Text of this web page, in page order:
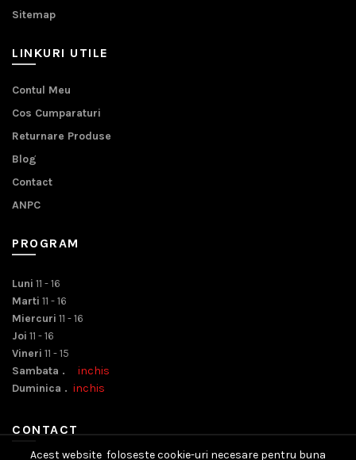
Sitemap
LINKURI UTILE
Contul Meu
Cos Cumparaturi
Returnare Produse
Blog
Contact
ANPC
PROGRAM
Luni 11 - 16
Marti 11 - 16
Miercuri 11 - 16
Joi 11 - 16
Vineri 11 - 15
Sambata . inchis
Duminica . inchis
CONTACT
Acest website foloseste cookie-uri necesare pentru buna